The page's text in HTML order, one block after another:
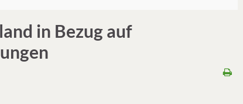
in Bezug auf